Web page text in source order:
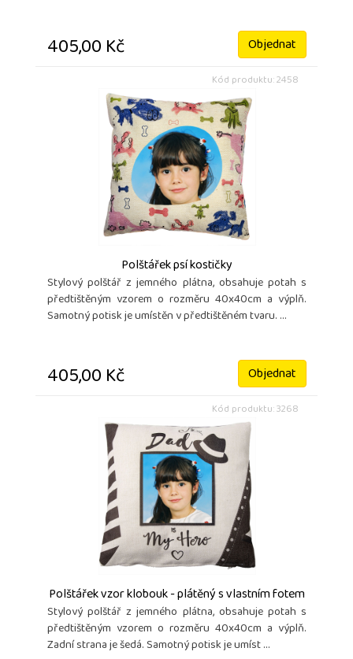
405,00 Kč Objednat
Kód produktu: 2458
Polštářek psí kostičky
Stylový polštář z jemného plátna, obsahuje potah s
předtištěným vzorem o rozměru 40x40cm a výplň.
Samotný potisk je umístěn v předtištěném tvaru. ...
405,00 Kč Objednat
Kód produktu: 3268
Polštářek vzor klobouk - plátěný s vlastním fotem
Stylový polštář z jemného plátna, obsahuje potah s
předtištěným vzorem o rozměru 40x40cm a výplň.
Zadní strana je šedá. Samotný potisk je umíst ...